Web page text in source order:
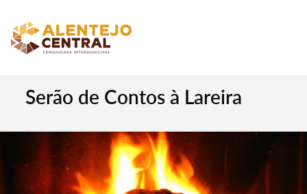
Serão de Contos à Lareira